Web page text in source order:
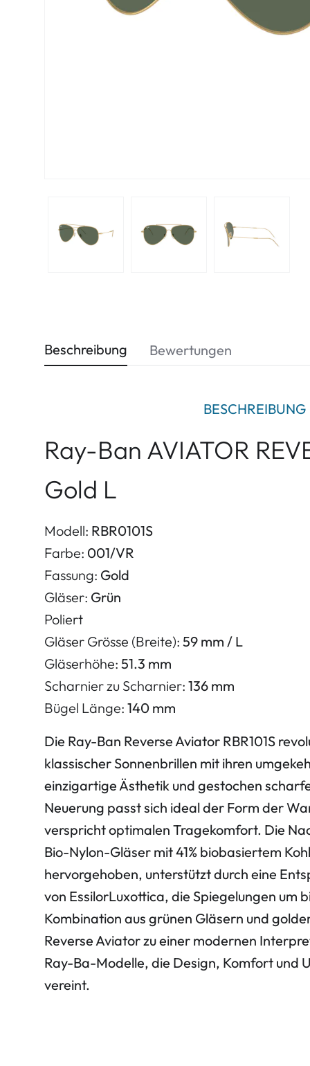
Beschreibung
BESCHREIBUNG
Ray-Ban AVIATOR
Gold L
Modell: RBR0101S
Farbe: 001/VR
Fassung: Gold
Gläser: Grün
Poliert
Gläser Grösse (Breite): 59 mm / L
Gläserhöhe: 51.3 mm
Scharnier zu Scharnier: 136 mm
Bügel Länge: 140 mm
Die Ray-Ban Reverse Aviator RBR101S
klassischer Sonnenbrillen mit ihren
einzigartige Ästhetik und gestochen
Neuerung passt sich ideal der Form der
verspricht optimalen Tragekomfort. Die
Bio-Nylon-Gläser mit 41% biobasiertem
hervorgehoben, unterstützt durch eine
von EssilorLuxottica, die Spiegelungen um
Kombination aus grünen Gläsern und
Reverse Aviator zu einer modernen
Ray-Ba-Modelle, die Design, Komfort und
vereint.
Bewertungen